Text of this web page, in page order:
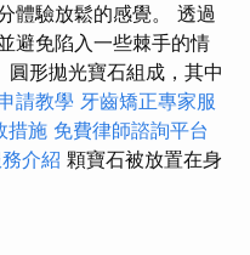
體驗放鬆的感覺。 透過
避免陷入一些棘手的情
形拋光寶石組成，其中
請教學 牙齒矯正專家服
措施 免費律師諮詢平台
介紹 顆寶石被放置在身